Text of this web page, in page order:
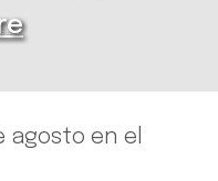
agosto en el